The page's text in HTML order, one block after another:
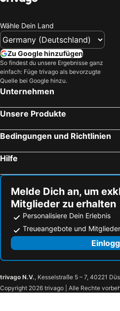
Wähle Dein Land
Zu Google hinzufügen
So findest du unsere Ergebnisse ganz
einfach: Füge trivago als bevorzugte
Quelle bei Google hinzu.
Unternehmen
Unsere Produkte
Bedingungen und Richtlinien
Hilfe
Melde Dich an, um
Mitglieder zu erhalten
Personalisiere Dein Erlebnis
Treueangebote und
trivago N.V., Kesselstraße 5 – 7, 40221
Copyright 2026 trivago | Alle Rechte